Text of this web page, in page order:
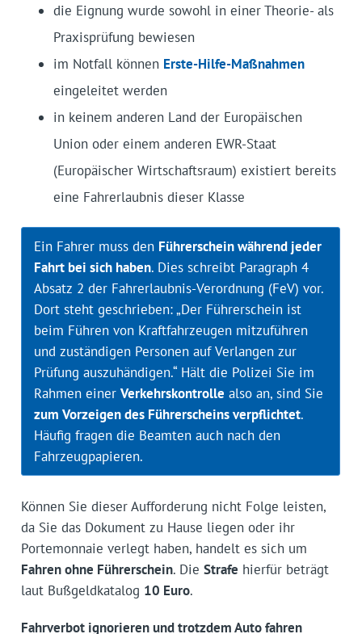
die Eignung wurde sowohl in einer Theorie- als
Praxisprüfung bewiesen
im Notfall können Erste-Hilfe-Maßnahmen
eingeleitet werden
in keinem anderen Land der Europäischen
Union oder einem anderen EWR-Staat
(Europäischer Wirtschaftsraum) existiert bereits
eine Fahrerlaubnis dieser Klasse
Ein Fahrer muss den Führerschein während jeder
Fahrt bei sich haben. Dies schreibt Paragraph 4
Absatz 2 der Fahrerlaubnis-Verordnung (FeV) vor.
Dort steht geschrieben: „Der Führerschein ist
beim Führen von Kraftfahrzeugen mitzuführen
und zuständigen Personen auf Verlangen zur
Prüfung auszuhändigen.“ Hält die Polizei Sie im
Rahmen einer Verkehrskontrolle also an, sind Sie
zum Vorzeigen des Führerscheins verpflichtet.
Häufig fragen die Beamten auch nach den
Fahrzeugpapieren.
Können Sie dieser Aufforderung nicht Folge leisten,
da Sie das Dokument zu Hause liegen oder ihr
Portemonnaie verlegt haben, handelt es sich um
Fahren ohne Führerschein. Die Strafe hierfür beträgt
laut Bußgeldkatalog 10 Euro.
Fahrverbot ignorieren und trotzdem Auto fahren